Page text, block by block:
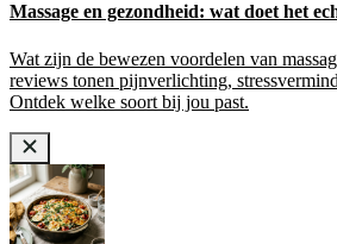
Massage en gezondheid: wat doet het
Wat zijn de bewezen voordelen van
reviews tonen pijnverlichting,
Ontdek welke soort bij jou past.